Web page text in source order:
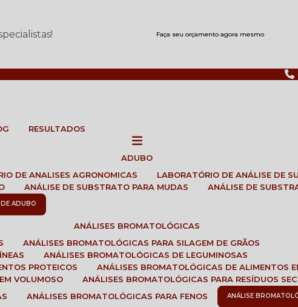
Faça seu orçamento agora mesmo
RESULTADOS
ADUBO
DE ANALISES AGRONOMICAS
LABORATÓRIO DE ANÁLISE DE
ANÁLISE DE SUBSTRATO PARA MUDAS
ANÁLISE DE
DE ADUBO
ANÁLISES BROMATOLÓGICAS
ANÁLISES BROMATOLÓGICAS PARA SILAGEM DE GRÃOS
ANÁLISES BROMATOLÓGICAS DE LEGUMINOSAS
PROTEICOS
ANÁLISES BROMATOLÓGICAS DE ALIMENTOS
VOLUMOSO
ANÁLISES BROMATOLÓGICAS PARA RESÍDUOS
ANÁLISES BROMATOLÓGICAS PARA FENOS ANÁLISE